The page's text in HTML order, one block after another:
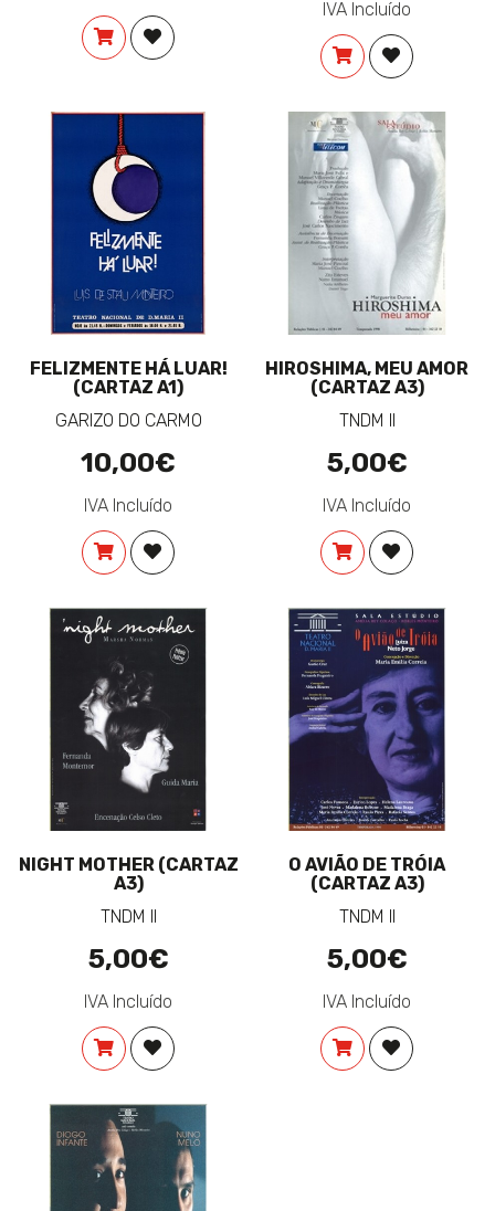
COMPRARADICIONAR À LISTA DE DESEJOS
IVA Incluído
COMPRARADICIONAR
FELIZMENTE HÁ LUAR!
(CARTAZ A1)
GARIZO DO CARMO
10,00€
IVA Incluído
COMPRARADICIONAR À LISTA DE DESEJOS
HIROSHIMA, MEU AMOR
(CARTAZ A3)
TNDM II
5,00€
IVA Incluído
COMPRARADICIONAR
NIGHT MOTHER (CARTAZ
A3)
TNDM II
5,00€
IVA Incluído
COMPRARADICIONAR À LISTA DE DESEJOS
O AVIÃO DE TRÓIA
(CARTAZ A3)
TNDM II
5,00€
IVA Incluído
COMPRARADICIONAR